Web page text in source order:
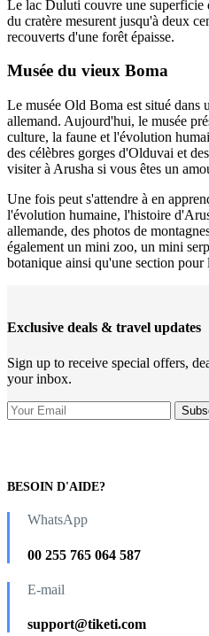
Le lac Duluti couvre une superficie
du cratère mesurent jusqu'à deux
recouverts d'une forêt épaisse.
Musée du vieux Boma
Le musée Old Boma est situé dans
allemand. Aujourd'hui, le musée
culture, la faune et l'évolution
des célèbres gorges d'Olduvai et
visiter à Arusha si vous êtes un
Une fois peut s'attendre à en
l'évolution humaine, l'histoire
allemande, des photos de
également un mini zoo, un mini
botanique ainsi qu'une section pour
Exclusive deals & travel updates
Sign up to receive special offers,
your inbox.
BESOIN D'AIDE?
WhatsApp
00 255 765 064 587
E-mail
support@tiketi.com